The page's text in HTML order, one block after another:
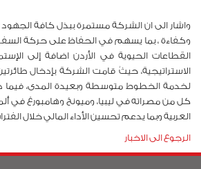
واشار الى ان الشركة مستمرة ببذل كافة الجهود
وكفاءة ، بما يسهم في الحفاظ على حركة
القطاعات الحيوية في الأردن اضافة إلى
الاستراتيجية، حيثُ قامت الشركة بإدخال
لخدمة الخطوط متوسطة وبعيدة المدى،
كل من مصراته في ليبيا، وميونخ وهامبورغ في
العربيةوبما يدعمتحسين الأداء المالي خلال
الرجوع الى الاخبار